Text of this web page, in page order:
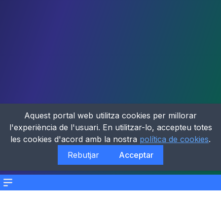
Menu
Aquest portal web utilitza cookies per millorar
l'experiència de l'usuari. En utilitzar-lo, accepteu totes
les cookies d'acord amb la nostra política de cookies.
Rebutjar
Acceptar